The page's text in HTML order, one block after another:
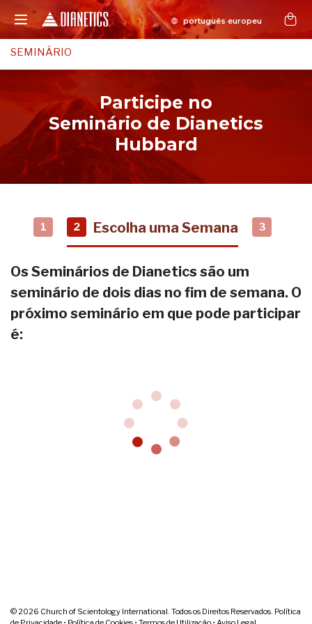
SEMINÁRIO
Participe no
Seminário de Dianetics
Hubbard
1 2 Escolha uma Semana 3
Os Seminários de Dianetics são um
seminário de dois dias no fim de semana. O
próximo seminário em que pode participar
é:
© 2026 Church of Scientology International. Todos os Direitos Reservados. Política